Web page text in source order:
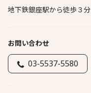
地下鉄銀座駅から徒歩３分
お問い合わせ
03-5537-5580